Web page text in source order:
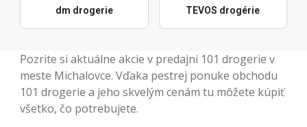
dm drogerie TEVOS drogérie
Pozrite si aktuálne akcie v predajni 101 drogerie v
meste Michalovce. Vďaka pestrej ponuke obchodu
101 drogerie a jeho skvelým cenám tu môžete kúpiť
všetko, čo potrebujete.